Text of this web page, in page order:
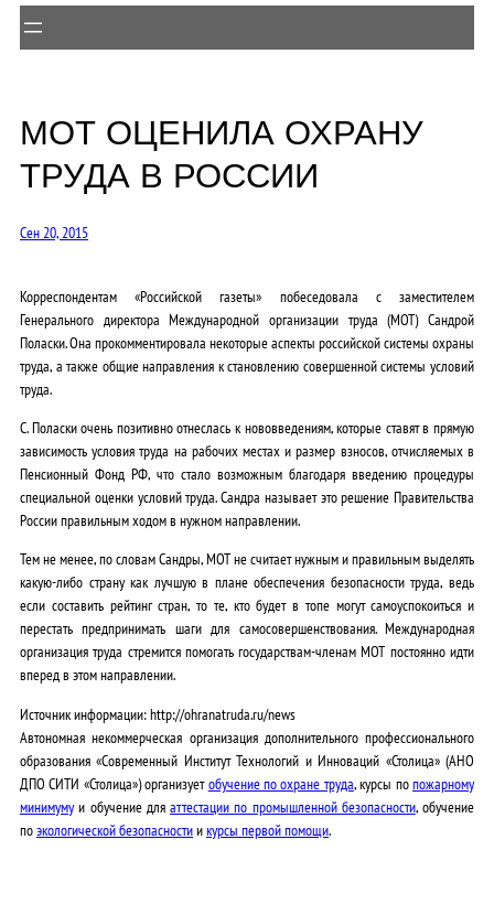
МОТ ОЦЕНИЛА ОХРАНУ
ТРУДА В РОССИИ
Сен 20, 2015
Корреспондентам «Российской газеты» побеседовала с заместителем
Генерального директора Международной организации труда (МОТ) Сандрой
Поласки. Она прокомментировала некоторые аспекты российской системы охраны
труда, а также общие направления к становлению совершенной системы условий
труда.
С. Поласки очень позитивно отнеслась к нововведениям, которые ставят в прямую
зависимость условия труда на рабочих местах и размер взносов, отчисляемых в
Пенсионный Фонд РФ, что стало возможным благодаря введению процедуры
специальной оценки условий труда. Сандра называет это решение Правительства
России правильным ходом в нужном направлении.
Тем не менее, по словам Сандры, МОТ не считает нужным и правильным выделять
какую-либо страну как лучшую в плане обеспечения безопасности труда, ведь
если составить рейтинг стран, то те, кто будет в топе могут самоуспокоиться и
перестать предпринимать шаги для самосовершенствования. Международная
организация труда стремится помогать государствам-членам МОТ постоянно идти
вперед в этом направлении.
Источник информации: http://ohranatruda.ru/news
Автономная некоммерческая организация дополнительного профессионального
образования «Современный Институт Технологий и Инноваций «Столица» (АНО
ДПО СИТИ «Столица») организуетобучение по охране труда, курсы попожарному
минимуму и обучение для аттестации по промышленной безопасности, обучение
поэкологической безопасностиикурсы первой помощи.